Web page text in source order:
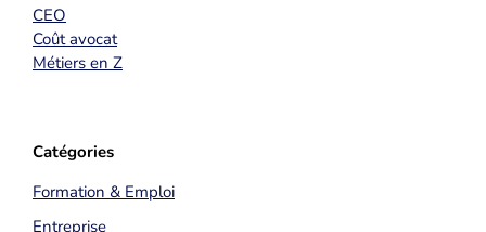
CEO
Coût avocat
Métiers en Z
Catégories
Formation & Emploi
Entreprise